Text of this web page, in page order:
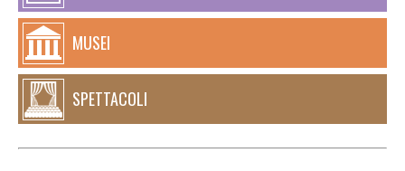
MUSEI
SPETTACOLI